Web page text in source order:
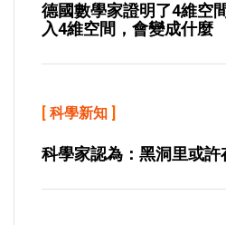
德國數學家證明了4維空
入4維空間，會變成什麼
[ 科學新知 ]
科學家認為：黑洞里或許